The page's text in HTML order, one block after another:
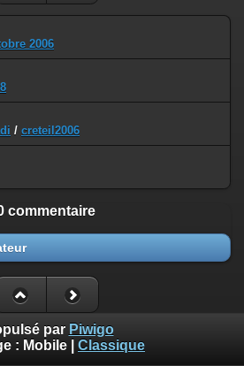
2006
/ creteil2006
commentaire
par Piwigo
: Mobile Classique